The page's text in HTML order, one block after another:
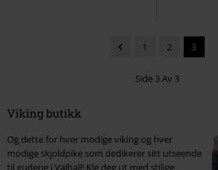
1 2 3
Side 3 Av 3
Viking butikk
Og dette for hver modige viking og hver
modige skjoldpike som dedikerer sitt utseende
til gudene i Valhall! Kle deg ut med stilige